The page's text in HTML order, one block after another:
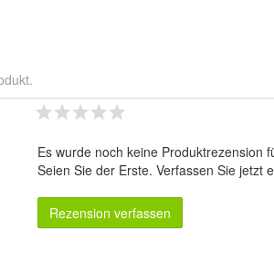
Es wurde noch keine Produktrezension
Seien Sie der Erste. Verfassen Sie jetzt
Rezension verfassen